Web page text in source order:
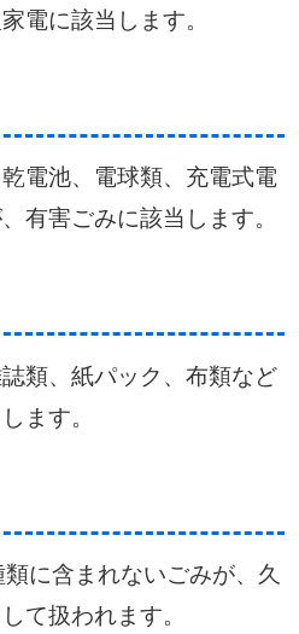
電に該当します。
電池、電球類、充電式電
有害ごみに該当します。
類、紙パック、布類など
ます。
に含まれないごみが、久
て扱われます。